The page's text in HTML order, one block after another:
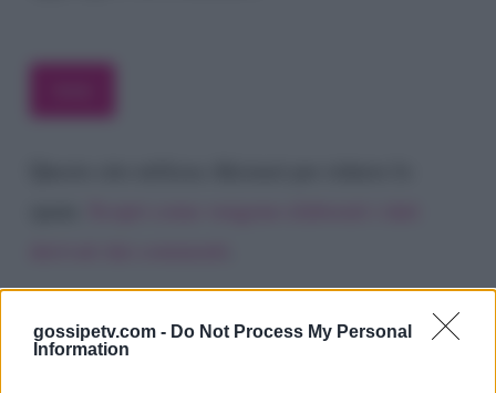
gossipetv.com - Do Not Process My Personal
Information